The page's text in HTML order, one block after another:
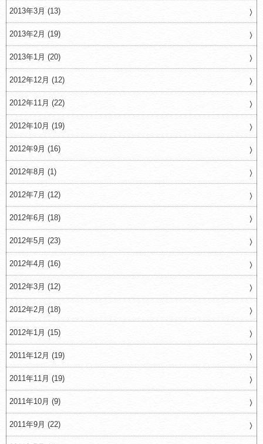
2013年3月 (13)
2013年2月 (19)
2013年1月 (20)
2012年12月 (12)
2012年11月 (22)
2012年10月 (19)
2012年9月 (16)
2012年8月 (1)
2012年7月 (12)
2012年6月 (18)
2012年5月 (23)
2012年4月 (16)
2012年3月 (12)
2012年2月 (18)
2012年1月 (15)
2011年12月 (19)
2011年11月 (19)
2011年10月 (9)
2011年9月 (22)